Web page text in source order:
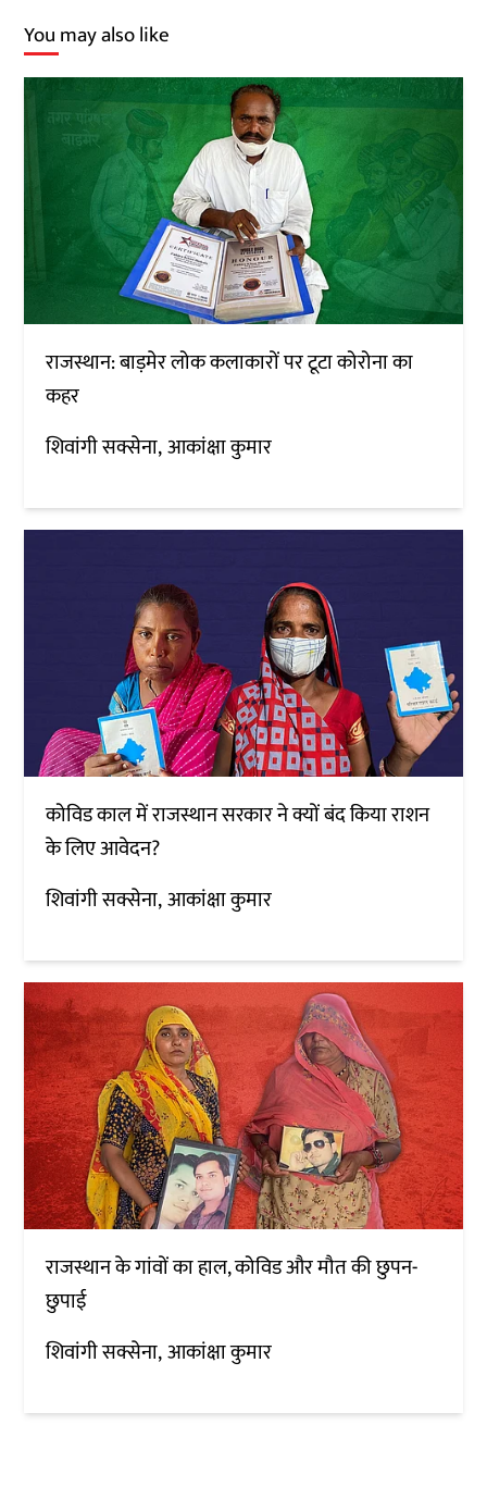
You may also like
राजस्थान: बाड़मेर लोक कलाकारों पर टूटा कोरोना का
कहर
शिवांगी सक्सेना आकांक्षा कुमार
कोविड काल में राजस्थान सरकार ने क्यों बंद किया राशन
के लिए आवेदन?
शिवांगी सक्सेना आकांक्षा कुमार
राजस्थान के गांवों का हाल, कोविड और मौत की छुपन-
छुपाई
शिवांगी सक्सेना आकांक्षा कुमार